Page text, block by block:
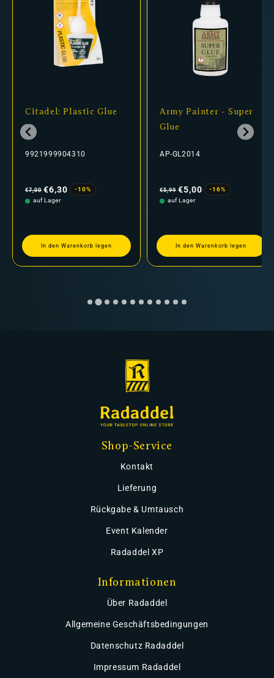
Citadel: Plastic Glue
9921999904310
Preis
€7,00 €6,30
-10%
auf Lager
In den Warenkorb legen
Army Painter - Super
Glue
AP-GL2014
Preis
€5,99 €5,00
-16%
auf Lager
In den Warenkorb legen
Shop-Service
Kontakt
Lieferung
Rückgabe & Umtausch
Event Kalender
Radaddel XP
Informationen
Über Radaddel
Allgemeine Geschäftsbedingungen
Datenschutz Radaddel
Impressum Radaddel